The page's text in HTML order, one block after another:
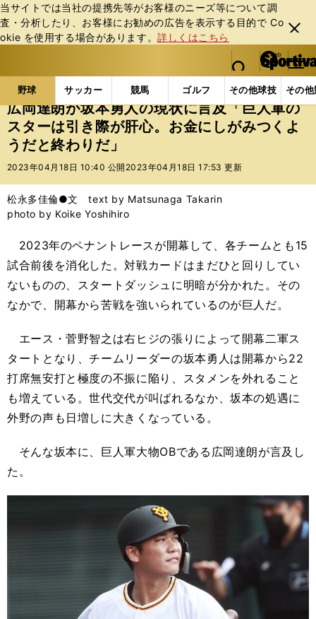
当サイトでは当社の提携先等がお客様のニーズ等について調
査・分析したり、お客様にお勧めの広告を表⽰する⽬的で Co
okie を使⽤する場合があります。詳しくはこちら
閉じ
る
web Sportiva (webスポルティーバ)
検索
マイペ
ー
ジ
メニュ
野球 サッカー 競馬 ゴルフ その他球技 その
b
ス
ポ
ル
テ
ー
バ
野球の記事一覧 プロ野球 広岡達朗が坂本勇人の現
広岡達朗が坂本勇人の現状に言及「巨人軍の
スターは引き際が肝心。お金にしがみつくよ
うだと終わりだ」
2023年04月18日 10:40 公開 2023年04月18日 17:53 更新
松永多佳倫●文 text by Matsunaga Takarin
photo by Koike Yoshihiro
2023年のペナントレースが開幕して、各チームとも15
試合前後を消化した。対戦カードはまだひと回りしてい
ないものの、スタートダッシュに明暗が分かれた。その
なかで、開幕から苦戦を強いられているのが巨人だ。
エース・菅野智之は右ヒジの張りによって開幕二軍ス
タートとなり、チームリーダーの坂本勇人は開幕から22
打席無安打と極度の不振に陥り、スタメンを外れること
も増えている。世代交代が叫ばれるなか、坂本の処遇に
外野の声も日増しに大きくなっている。
そんな坂本に、巨人軍大物OBである広岡達朗が言及し
た。